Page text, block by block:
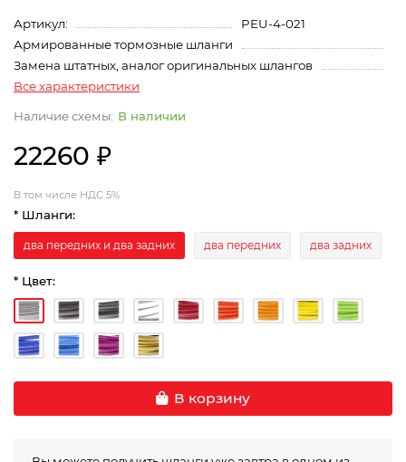
Артикул:
PEU-4-021
Армированные тормозные шланги
Замена штатных, аналог оригинальных шлангов
Все характеристики
В наличии
22260 ₽
В том числе НДС 5%
* Шланги:
два передних и два задних два передних два задних
* Цвет:
В корзину